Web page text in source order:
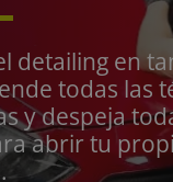
detailing en
todas las
y despeja
abrir tu